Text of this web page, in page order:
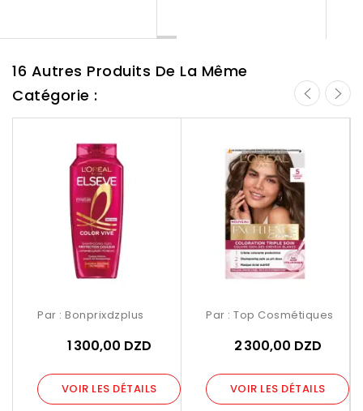
16 Autres Produits De La Même
Catégorie :
Par : Bonprixdzplus
1 300,00 DZD
VOIR LES DÉTAILS
Par : Top Cosmétiques
2 300,00 DZD
VOIR LES DÉTAILS